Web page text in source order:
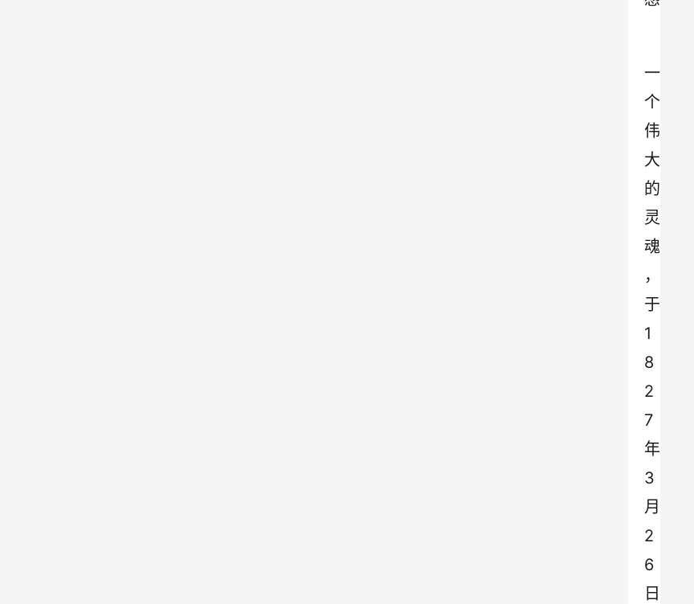
一
个
伟
大
的
灵
魂
，
于
1
8
2
7
年
3
月
2
6
日